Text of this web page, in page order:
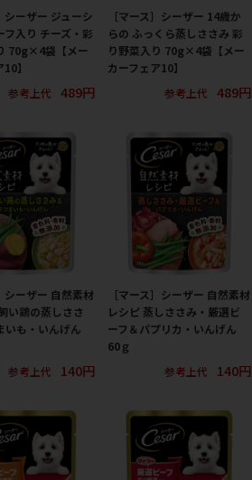
シーザー ジューシ
フ入り チーズ・彩
70g×4袋【メー
】
参考上代
489円
［マース］シーザー 14歳か
らの ふっくら蒸しささみ 彩
り野菜入り 70g×4袋【メー
カーフェア10】
参考上代
489円
シーザー 自然素材
い鶏の蒸しささ
いも・いんげん
参考上代
140円
［マース］シーザー 自然素材
レシピ 蒸しささみ・厳選ビ
ーフ＆パプリカ・いんげん
60ｇ
参考上代
140円